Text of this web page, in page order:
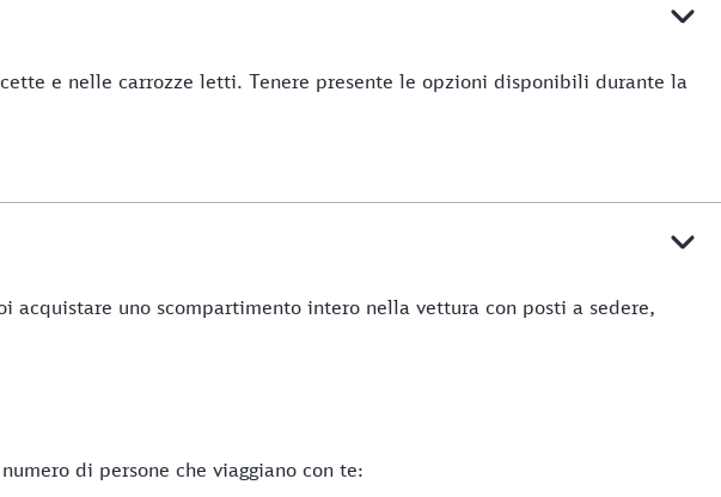
e nelle carrozze letti. Tenere presente le opzioni disponibili durante la
uno scompartimento intero nella vettura con posti a sedere,
di persone che viaggiano con te: